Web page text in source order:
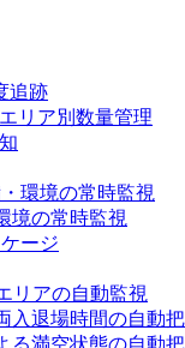
追跡
リア別数量管理
環境の常時監視
境の常時監視
ージ
リアの自動監視
入退場時間の自動